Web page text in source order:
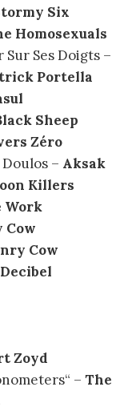
Six
Homosexuals
Ses Doigts –
Portella
Sheep
Zéro
– Aksak
Killers
Work
Cow
Cow
Decibel
Zoyd
– The